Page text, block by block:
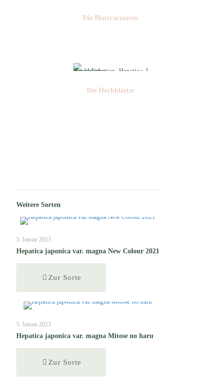
Die Blattvarianten
Die Hochblätter
Weitere Sorten
5. Januar 2023
Hepatica japonica var. magna New Colour 2021
Zur Sorte
5. Januar 2023
Hepatica japonica var. magna Mitose no haru
Zur Sorte